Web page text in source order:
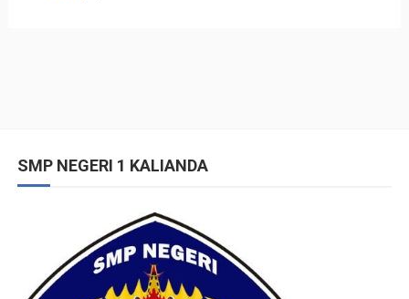
SMP NEGERI 1 KALIANDA